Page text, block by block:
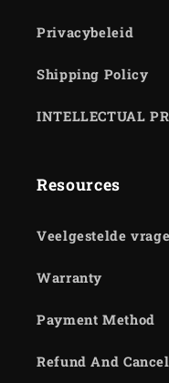
Privacybeleid
Shipping Policy
INTELLECTUAL
Resources
Veelgestelde
Warranty
Payment Method
Refund And